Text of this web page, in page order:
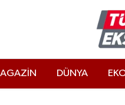
DÜNYA